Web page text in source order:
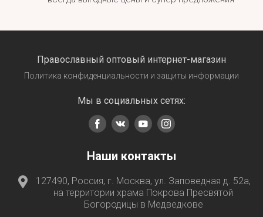
Православный оптовый интернет-магазин
Политика конфиденциальности и защиты информации
Мы в социальных сетях:
Наши контакты
127490, Россия, г. Москва, ул. Заповедная д. 52а,
на территории храма Покрова Пресвятой
Богородицы в Медведкове